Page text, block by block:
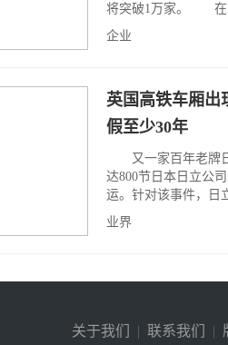
将突破1万家。 在
企业
英国高铁车厢出
假至少30年
又一家百年老牌
达800节日本日立公
运。针对该事件，日
业界
关于我们 | 联系我们 |